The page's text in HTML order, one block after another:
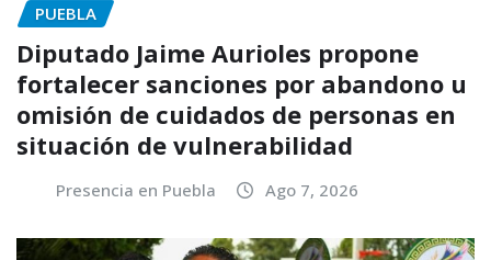
PUEBLA
Diputado Jaime Aurioles propone
fortalecer sanciones por abandono u
omisión de cuidados de personas en
situación de vulnerabilidad
Presencia en Puebla Ago 7, 2026